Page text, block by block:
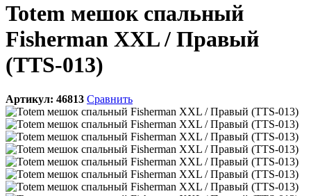
Totem мешок спальный
Fisherman XXL / Правый
(TTS-013)
Артикул: 46813 Сравнить